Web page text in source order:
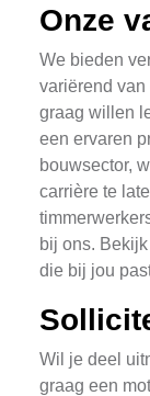
Onze
We bieden
variërend
graag willen
een ervaren
bouwsector,
carrière te
bij ons.
die bij jou
Wil je deel
graag een